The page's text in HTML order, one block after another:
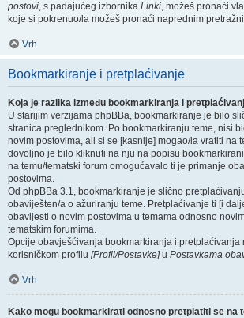
postovi, s padajućeg izbornika Linki, možeš pronaći
koje si pokrenuo/la možeš pronaći naprednim
Vrh
Bookmarkiranje i pretplaćivanje
Koja je razlika između bookmarkiranja i
U starijim verzijama phpBBa, bookmarkiranje je bilo
stranica preglednikom. Po bookmarkiranju teme, nisi
novim postovima, ali si se [kasnije] mogao/la vratiti na
dovoljno je bilo kliknuti na nju na popisu
na temu/tematski forum omogućavalo ti je primanje
postovima.
Od phpBBa 3.1, bookmarkiranje je slično
obaviješten/a o ažuriranju teme. Pretplaćivanje ti [i
obavijesti o novim postovima u temama odnosno
tematskim forumima.
Opcije obavješćivanja bookmarkiranja i pretplaćivanja
korisničkom profilu [Profil/Postavke]u Postavkama
Vrh
Kako mogu bookmarkirati odnosno pretplatiti se na